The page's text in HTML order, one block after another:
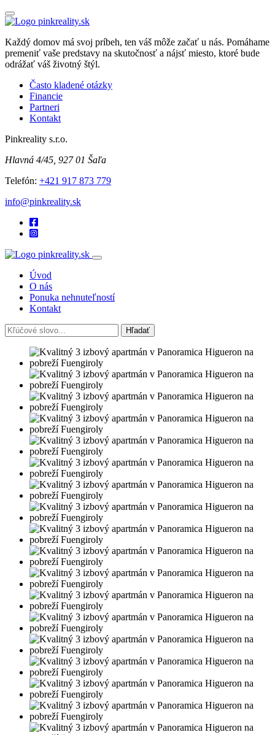
Každý domov má svoj príbeh, ten váš môže začať u nás. Pomáhame
premeniť vaše predstavy na skutočnosť a nájsť miesto, ktoré bude
odrážať váš životný štýl.
Často kladené otázky
Financie
Partneri
Kontakt
Pinkreality s.r.o.
Hlavná 4/45, 927 01 Šaľa
Telefón: +421 917 873 779
info@pinkreality.sk
Úvod
O nás
Ponuka nehnuteľností
Kontakt
Hľadať